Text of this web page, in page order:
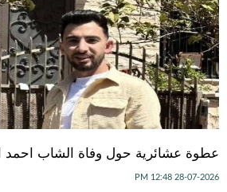
عطوة عشائرية حول وفاة الشاب احمد
28-07-2026 12:48 PM